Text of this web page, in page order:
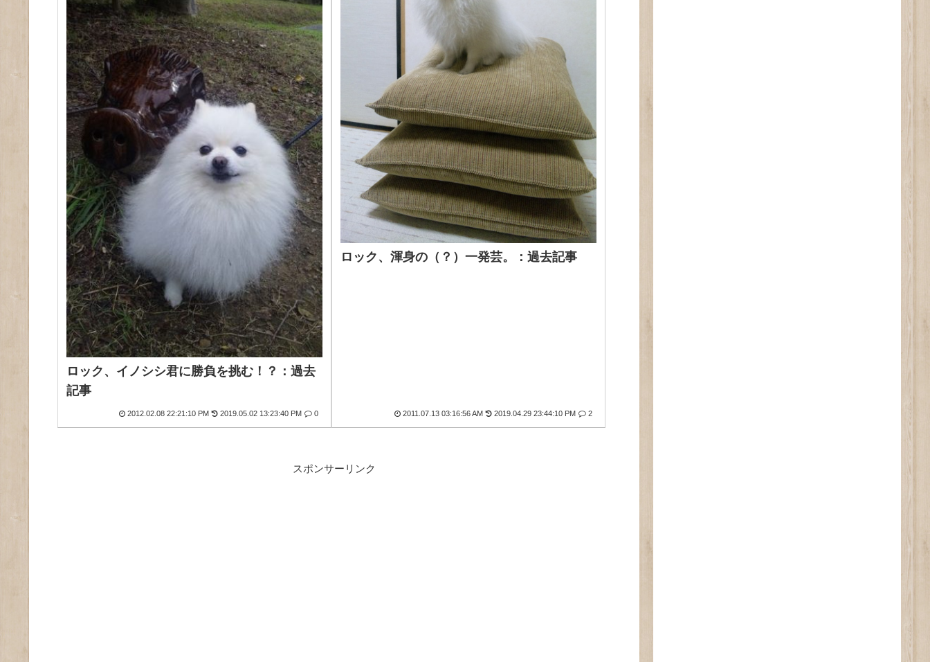
ロック、イノシシ君に勝負を挑む！？：過去
記事
2012.02.08 22:21:10 PM 2019.05.02 13:23:40 PM 0
ロック、渾身の（？）一発芸。：過去記事
2011.07.13 03:16:56 AM 2019.04.29 23:44:10 PM 2
スポンサーリンク